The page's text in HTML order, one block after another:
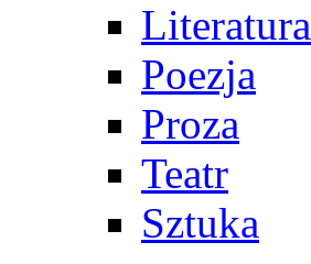
Literatura
Poezja
Proza
Teatr
Sztuka